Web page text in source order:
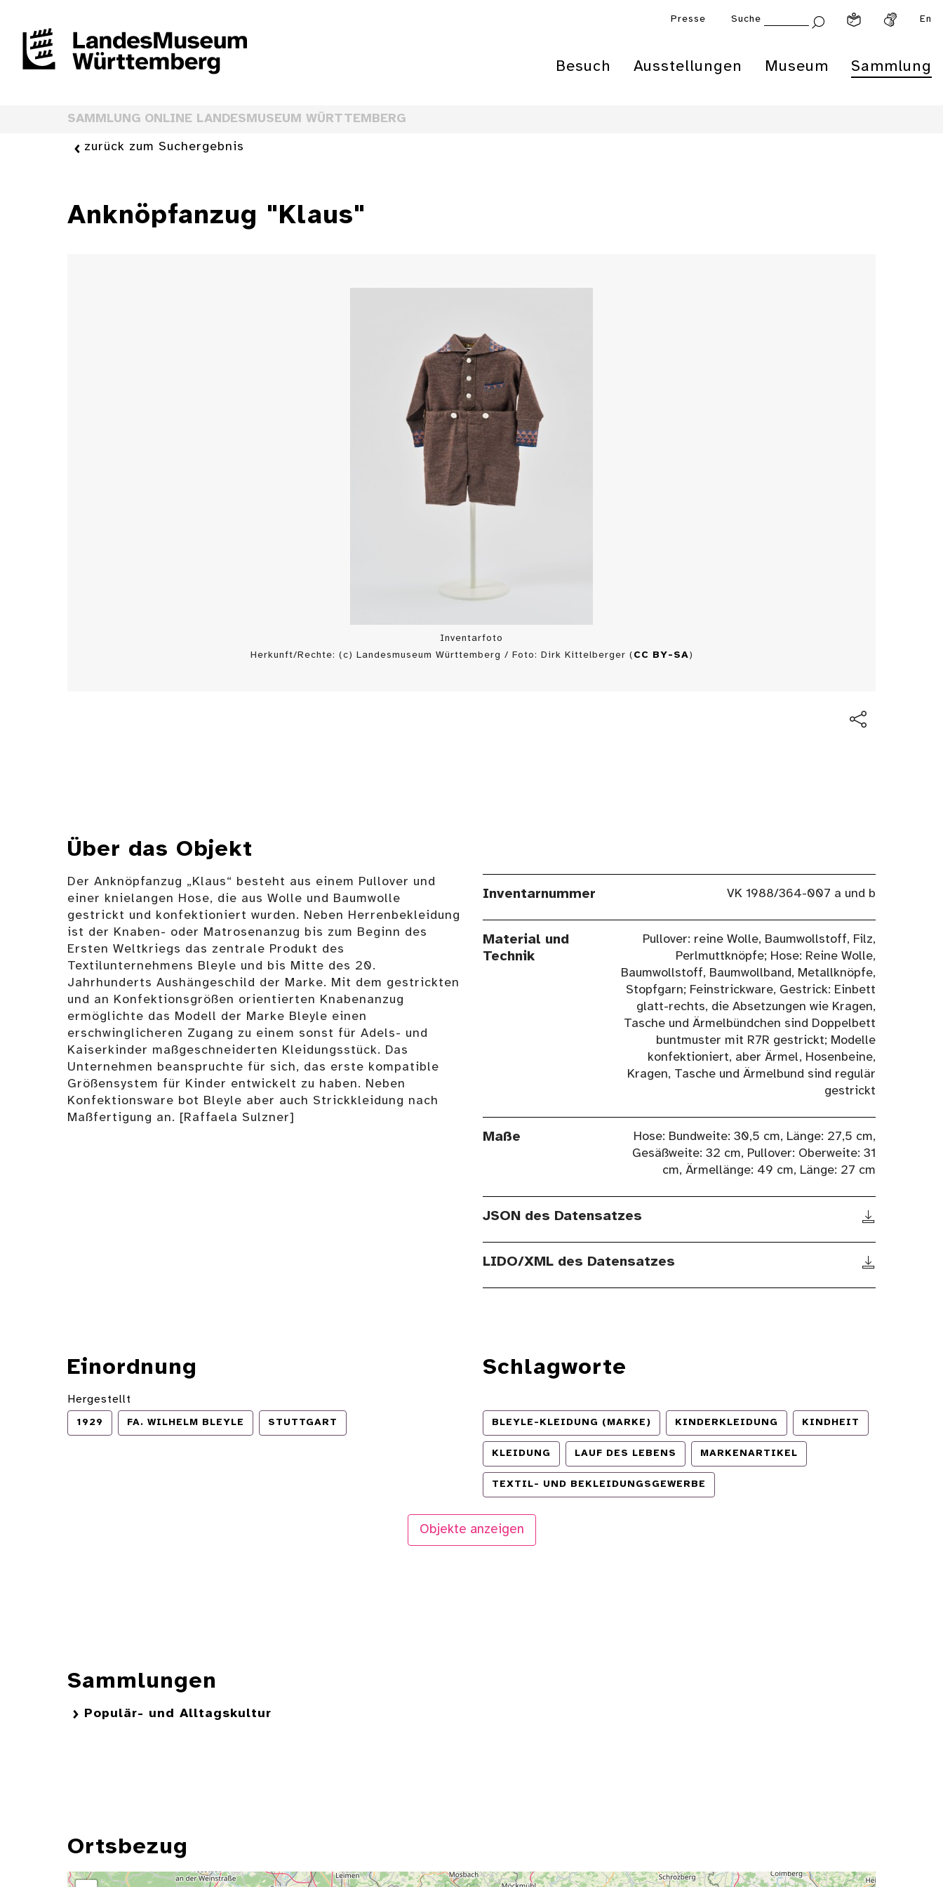
Presse Suche En
Besuch Ausstellungen Museum Sammlung
SAMMLUNG ONLINE LANDESMUSEUM WÜRTTEMBERG
zurück zum Suchergebnis
Anknöpfanzug "Klaus"
Inventarfoto
Herkunft/Rechte: (c) Landesmuseum Württemberg / Foto: Dirk Kittelberger ( CC BY-SA)
Über das Objekt
Der Anknöpfanzug „Klaus“ besteht aus einem Pullover und
einer knielangen Hose, die aus Wolle und Baumwolle
gestrickt und konfektioniert wurden. Neben Herrenbekleidung
ist der Knaben- oder Matrosenanzug bis zum Beginn des
Ersten Weltkriegs das zentrale Produkt des
Textilunternehmens Bleyle und bis Mitte des 20.
Jahrhunderts Aushängeschild der Marke. Mit dem gestrickten
und an Konfektionsgrößen orientierten Knabenanzug
ermöglichte das Modell der Marke Bleyle einen
erschwinglicheren Zugang zu einem sonst für Adels- und
Kaiserkinder maßgeschneiderten Kleidungsstück. Das
Unternehmen beanspruchte für sich, das erste kompatible
Größensystem für Kinder entwickelt zu haben. Neben
Konfektionsware bot Bleyle aber auch Strickkleidung nach
Maßfertigung an. [Raffaela Sulzner]
Inventarnummer VK 1988/364-007 a und b
Material und
Technik
Pullover: reine Wolle, Baumwollstoff, Filz,
Perlmuttknöpfe; Hose: Reine Wolle,
Baumwollstoff, Baumwollband, Metallknöpfe,
Stopfgarn; Feinstrickware, Gestrick: Einbett
glatt-rechts, die Absetzungen wie Kragen,
Tasche und Ärmelbündchen sind Doppelbett
buntmuster mit R7R gestrickt; Modelle
konfektioniert, aber Ärmel, Hosenbeine,
Kragen, Tasche und Ärmelbund sind regulär
gestrickt
Maße
Hose: Bundweite: 30,5 cm, Länge: 27,5 cm,
Gesäßweite: 32 cm, Pullover: Oberweite: 31
cm, Ärmellänge: 49 cm, Länge: 27 cm
JSON des Datensatzes
LIDO/XML des Datensatzes
Einordnung
Hergestellt
1929 FA. WILHELM BLEYLE STUTTGART
Schlagworte
BLEYLE-KLEIDUNG (MARKE) KINDERKLEIDUNG KINDHEIT
KLEIDUNG LAUF DES LEBENS MARKENARTIKEL
TEXTIL- UND BEKLEIDUNGSGEWERBE
Objekte anzeigen
Sammlungen
Populär- und Alltagskultur
Ortsbezug